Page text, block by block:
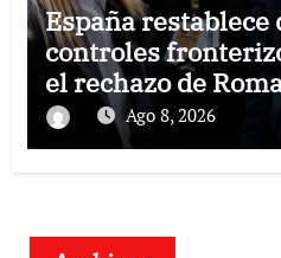
España restablece
controles
el rechazo de
restricciones
Ago 8, 2026